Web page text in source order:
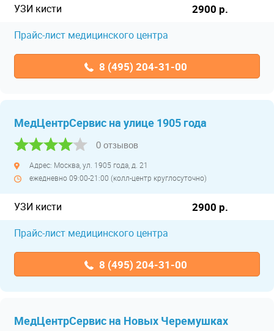
УЗИ кисти 2900 р.
Прайс-лист медицинского центра
8 (495) 204-31-00
МедЦентрСервис на улице 1905 года
0 отзывов
Адрес: Москва, ул. 1905 года, д. 21
ежедневно 09:00-21:00 (колл-центр круглосуточно)
УЗИ кисти 2900 р.
Прайс-лист медицинского центра
8 (495) 204-31-00
МедЦентрСервис на Новых Черемушках